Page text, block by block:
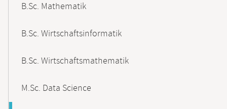
B.Sc. Mathematik
B.Sc. Wirtschaftsinformatik
B.Sc. Wirtschaftsmathematik
M.Sc. Data Science